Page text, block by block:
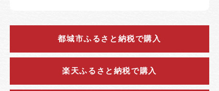
都城市ふるさと納税で購入
楽天ふるさと納税で購入